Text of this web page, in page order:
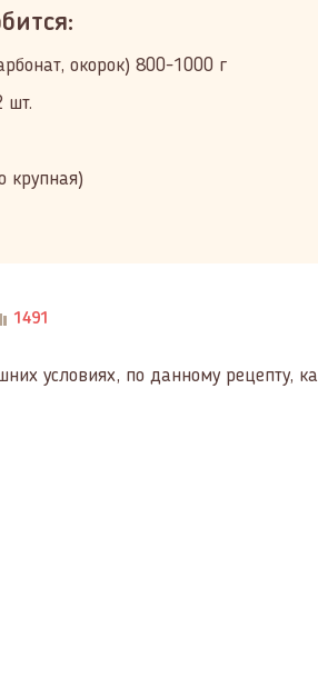
окорок) 800-1000 г
шт.
крупная)
1491
условиях, по данному рецепту,